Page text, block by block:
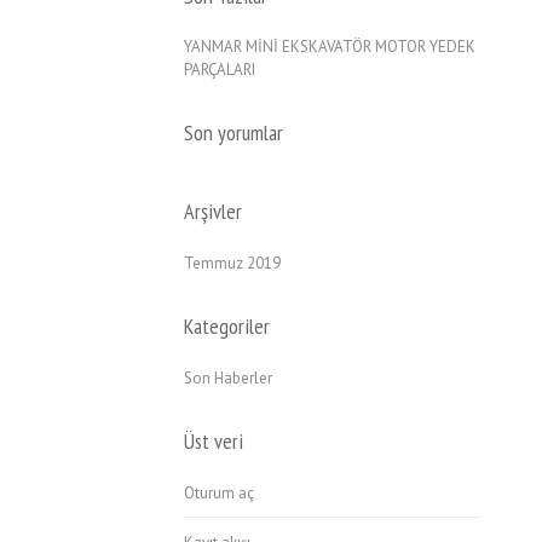
YANMAR MİNİ EKSKAVATÖR MOTOR YEDEK
PARÇALARI
Son yorumlar
Arşivler
Temmuz 2019
Kategoriler
Son Haberler
Üst veri
Oturum aç